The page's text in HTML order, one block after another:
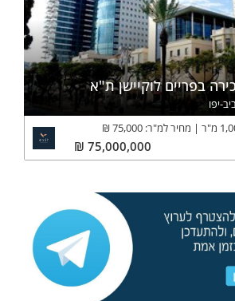
בפריים לוקיישן ת"א
יפו
מ"ר מחיר למ"ר: 75,000
₪
75,000,000
₪